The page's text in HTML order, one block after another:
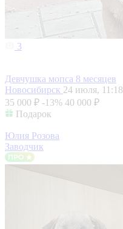
3
Девчушка мопса 8 месяцев
Новосибирск 24 июля, 11:18
35 000 ₽ -13% 40 000 ₽
Подарок
Юлия Розова
Заводчик